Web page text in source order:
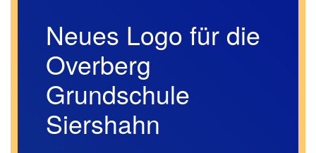
Neues Logo für die
Overberg
Grundschule
Siershahn